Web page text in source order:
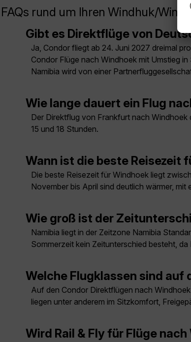
FAQs rund um Ihren Windhuk/
Gibt es Direktflüge von
Ja, Condor fliegt ab 24. Juni 2027 dreimal
Condor Flüge nach Windhoek mit Umstieg
Namibia wird von einer
Wie lange dauert ein Flug
Der Direktflug von Frankfurt nach
15 und 18 Stunden.
Wann ist die beste Reisezeit
Die beste Reisezeit für Windhoek liegt
November bis April sind deutlich wärmer,
Wie groß ist der
Namibia liegt in der Zeitzone Namibia
Sommerzeit kein Zeitunterschied besteht,
Welche Flugklassen sind auf
Auf den Condor Direktflügen nach
liegen unter anderem im Sitzkomfort,
Wird Rail & Fly für Flüge